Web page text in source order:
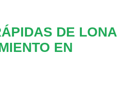
DE LONA
EN